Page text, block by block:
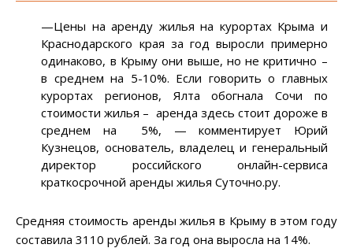
—Цены на аренду жилья на курортах Крыма и
Краснодарского края за год выросли примерно
одинаково, в Крыму они выше, но не критично –
в среднем на 5-10%. Если говорить о главных
курортах регионов, Ялта обогнала Сочи по
стоимости жилья – аренда здесь стоит дороже в
среднем на 5%, — комментирует Юрий
Кузнецов, основатель, владелец и генеральный
директор российского онлайн-сервиса
краткосрочной аренды жилья Суточно.ру.
Средняя стоимость аренды жилья в Крыму в этом году
составила 3110 рублей. За год она выросла на 14%.